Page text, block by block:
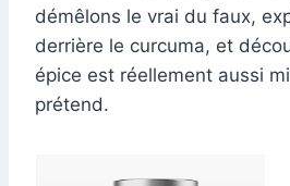
démêlons le vrai du faux,
derrière le curcuma, et
épice est réellement aussi
prétend.